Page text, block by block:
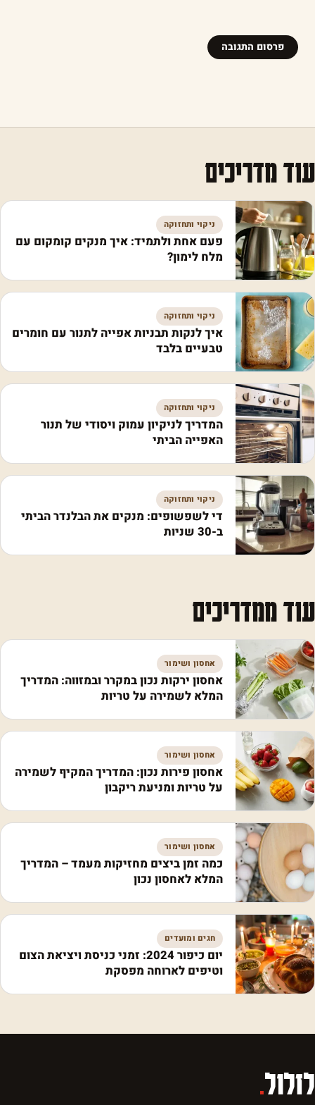
עוד מדריכים
ניקוי ותחזוקה
פעם אחת ולתמיד: איך מנקים קומקום עם
מלח לימון?
ניקוי ותחזוקה
איך לנקות תבניות אפייה לתנור עם חומרים
טבעיים בלבד
ניקוי ותחזוקה
המדריך לניקיון עמוק ויסודי של תנור
האפייה הביתי
ניקוי ותחזוקה
די לשפשופים: מנקים את הבלנדר הביתי
ב-30 שניות
עוד ממדריכים
אחסון ושימור
אחסון ירקות נכון במקרר ובמזווה: המדריך
המלא לשמירה על טריות
אחסון ושימור
אחסון פירות נכון: המדריך המקיף לשמירה
על טריות ומניעת ריקבון
אחסון ושימור
כמה זמן ביצים מחזיקות מעמד – המדריך
המלא לאחסון נכון
חגים ומועדים
יום כיפור 2024: זמני כניסת ויציאת הצום
וטיפים לארוחה מפסקת
לזלול.